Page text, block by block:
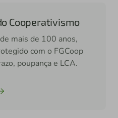
Cooperativismo
mais de 100 anos,
com o FGCoop
poupança e LCA.